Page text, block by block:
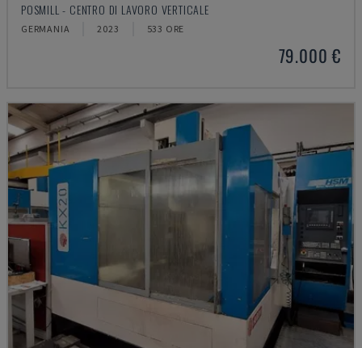
POSMILL - CENTRO DI LAVORO VERTICALE
GERMANIA 2023 533 ORE
79.000 €